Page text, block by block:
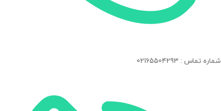
شماره تماس : 02165504293